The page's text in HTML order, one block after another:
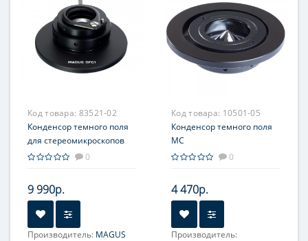
Код товара: 83521-02
Конденсор темного поля
для стереомикроскопов
MAGUS DFC1 0
9 990р.
Производитель: MAGUS
Код товара: 10501-05
Конденсор темного поля
МС
0
4 470р.
Производитель: